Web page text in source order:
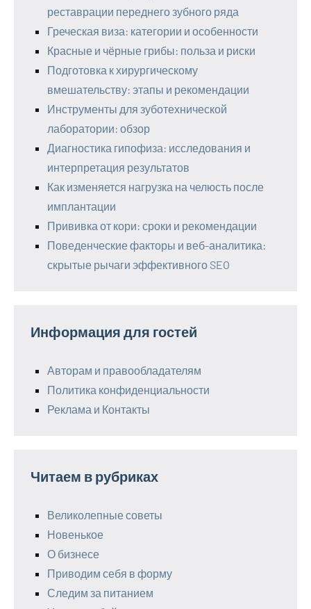
реставрации переднего зубного ряда
Греческая виза: категории и особенности
Красные и чёрные грибы: польза и риски
Подготовка к хирургическому
вмешательству: этапы и рекомендации
Инструменты для зуботехнической
лаборатории: обзор
Диагностика гипофиза: исследования и
интерпретация результатов
Как изменяется нагрузка на челюсть после
имплантации
Прививка от кори: сроки и рекомендации
Поведенческие факторы и веб-аналитика:
скрытые рычаги эффективного SEO
Информация для гостей
Авторам и правообладателям
Политика конфиденциальности
Реклама и Контакты
Читаем в рубриках
Великолепные советы
Новенькое
О бизнесе
Приводим себя в форму
Следим за питанием